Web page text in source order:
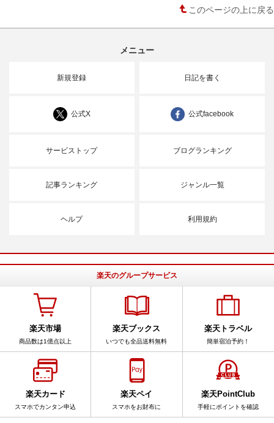
このページの上に戻る
メニュー
新規登録 日記を書く
公式X 公式facebook
サービストップ ブログランキング
記事ランキング ジャンル一覧
ヘルプ 利用規約
楽天のグループサービス
楽天市場
商品数は1億点以上
楽天ブックス
いつでも全品送料無料
楽天トラベル
簡単宿泊予約！
楽天カード
スマホでカンタン申込
楽天ペイ
スマホをお財布に
楽天PointClub
手軽にポイントを確認